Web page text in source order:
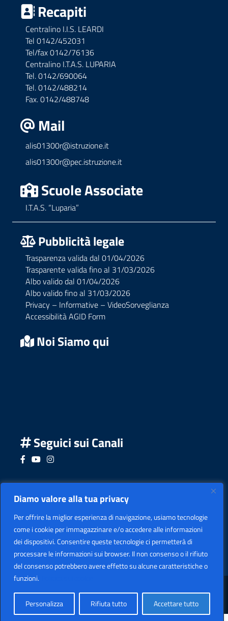
Diamo valore alla tua privacy
Per offrire la miglior esperienza di navigazione, usiamo tecnologie
come i cookie per immagazzinare e/o accedere alle informazioni
dei dispositivi. Consentire queste tecnologie ci permetterà di
processare le informazioni sui browser. Il non consenso o il rifiuto
del consenso potrebbero avere effetto su alcune caratteristiche o
funzioni.
Personalizza Rifiuta tutto Accettare tutto
Recapiti
Centralino I.I.S. LEARDI
Tel 0142/452031
Tel/fax 0142/76136
Centralino I.T.A.S. LUPARIA
Tel. 0142/690064
Tel. 0142/488214
Fax. 0142/488748
Mail
alis01300r@istruzione.it
alis01300r@pec.istruzione.it
Scuole Associate
I.T.A.S. “Luparia”
Pubblicità legale
Trasparenza valida dal 01/04/2026
Trasparente valida fino al 31/03/2026
Albo valido dal 01/04/2026
Albo valido fino al 31/03/2026
Privacy – Informative – VideoSorveglianza
Accessibilità AGID Form
Noi Siamo qui
Seguici sui Canali
Seguici su Facebook
Seguici su YouTube
Seguici su Instagram
Sezione Legale Copyright 2026 I.I.S. "LEARDI"